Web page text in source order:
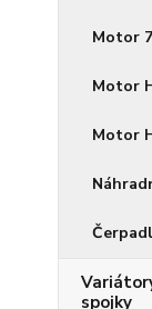
Motor
Motor
Motor
spojky